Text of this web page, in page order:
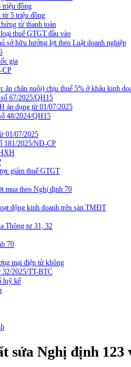
triệu đồng
từ 5 triệu đồng
từ thanh toán
thuế GTGT đầu vào
sở hữu hưởng lợi theo Luật doanh nghiệp
gia
CP
ăn chăn nuôi) chịu thuế 5% ở khâu kinh
67/2025/QH15
áp dụng từ 01/07/2025
48/2024/QH15
01/07/2025
181/2025/NĐ-CP
giảm thuế GTGT
mua theo Nghị định 70
động kinh doanh trên sàn TMĐT
Thông tư 31, 32
70
mại điện tử không
2025/TT-BTC
luỹ kế
sửa Nghị định 123